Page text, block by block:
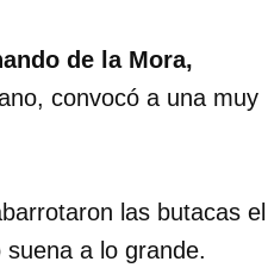
de la Mora,
convocó a una muy
las butacas el
a lo grande.